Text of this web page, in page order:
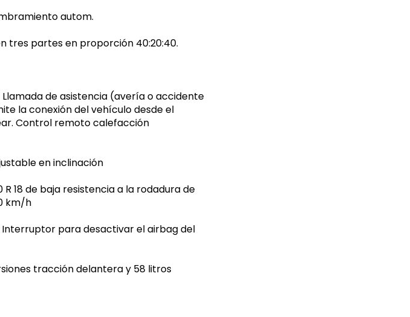
autom.
tres partes en proporción 40:20:40.
de asistencia (avería o accidente
la conexión del vehículo desde el
Control remoto calefacción
en inclinación
18 de baja resistencia a la rodadura de
km/h
Interruptor para desactivar el airbag del
tracción delantera y 58 litros